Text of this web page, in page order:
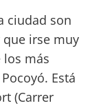
ciudad son
que irse muy
los más
Está
(Carrer